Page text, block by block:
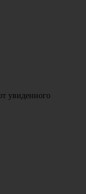
увиденного